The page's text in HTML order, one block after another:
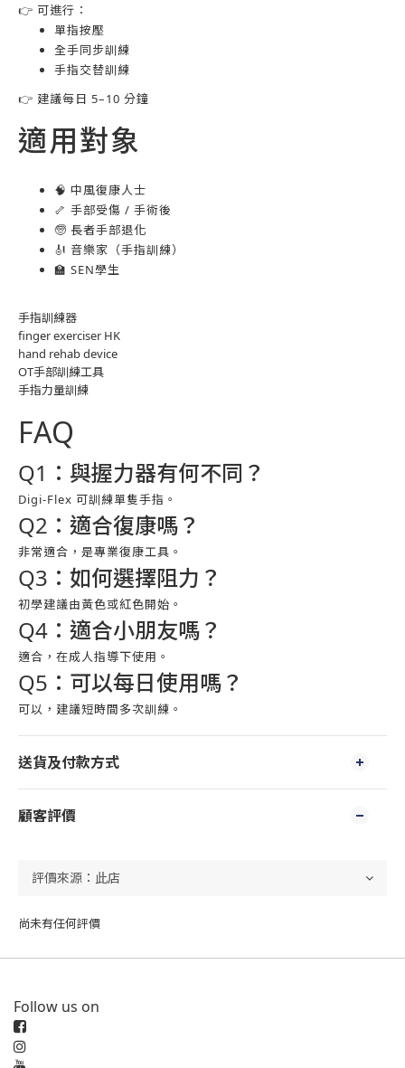
👉 可進行：
單指按壓
全手同步訓練
手指交替訓練
👉 建議每日 5–10 分鐘
適用對象
🧠 中風復康人士
🦴 手部受傷 / 手術後
🧓 長者手部退化
🎻 音樂家（手指訓練）
🏫 SEN學生
手指訓練器
finger exerciser HK
hand rehab device
OT手部訓練工具
手指力量訓練
FAQ
Q1：與握力器有何不同？
Digi-Flex 可訓練單隻手指。
Q2：適合復康嗎？
非常適合，是專業復康工具。
Q3：如何選擇阻力？
初學建議由黃色或紅色開始。
Q4：適合小朋友嗎？
適合，在成人指導下使用。
Q5：可以每日使用嗎？
可以，建議短時間多次訓練。
送貨及付款方式
顧客評價
尚未有任何評價
Follow us on